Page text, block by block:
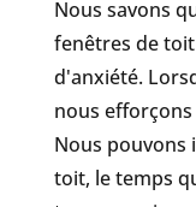
Nous savons
fenêtres de
d'anxiété.
nous
Nous
toit, le temps